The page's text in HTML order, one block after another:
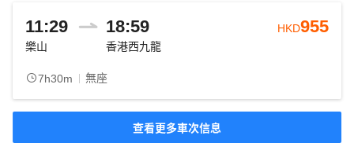
11:29 18:59
樂山 香港西九龍
7h30m 無座
HKD955
查看更多車次信息